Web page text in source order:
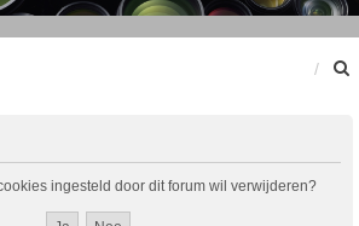
ingesteld door dit forum wil verwijderen?